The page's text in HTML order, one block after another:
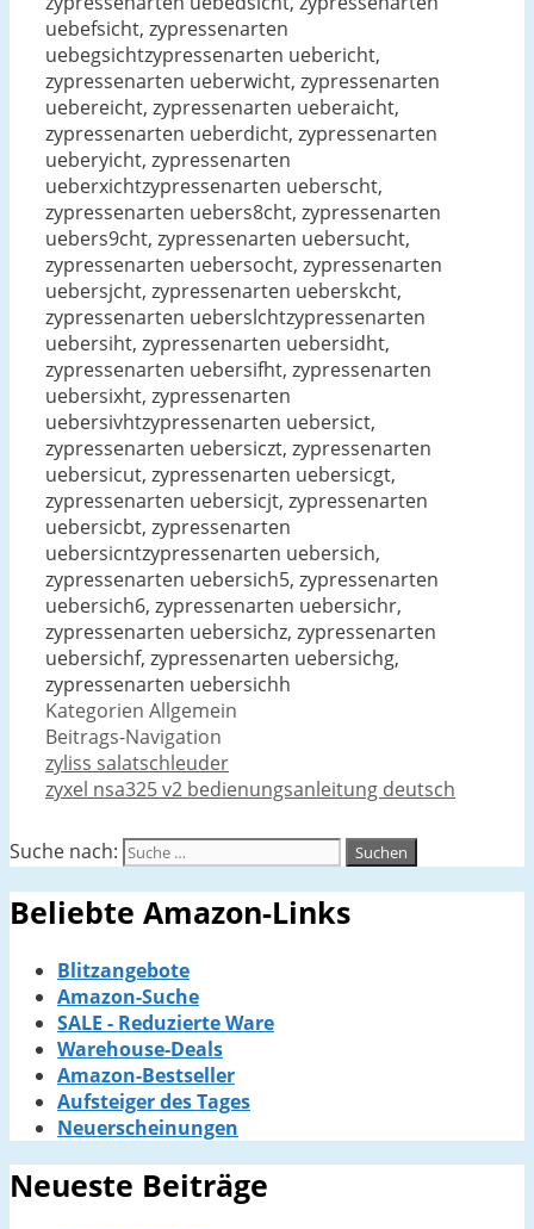
uebefsicht, zypressenarten
uebegsichtzypressenarten uebericht,
zypressenarten ueberwicht, zypressenarten
uebereicht, zypressenarten ueberaicht,
zypressenarten ueberdicht, zypressenarten
ueberyicht, zypressenarten
ueberxichtzypressenarten ueberscht,
zypressenarten uebers8cht, zypressenarten
uebers9cht, zypressenarten uebersucht,
zypressenarten uebersocht, zypressenarten
uebersjcht, zypressenarten ueberskcht,
zypressenarten ueberslchtzypressenarten
uebersiht, zypressenarten uebersidht,
zypressenarten uebersifht, zypressenarten
uebersixht, zypressenarten
uebersivhtzypressenarten uebersict,
zypressenarten uebersiczt, zypressenarten
uebersicut, zypressenarten uebersicgt,
zypressenarten uebersicjt, zypressenarten
uebersicbt, zypressenarten
uebersicntzypressenarten uebersich,
zypressenarten uebersich5, zypressenarten
uebersich6, zypressenarten uebersichr,
zypressenarten uebersichz, zypressenarten
uebersichf, zypressenarten uebersichg,
zypressenarten uebersichh
Kategorien Allgemein
Beitrags-Navigation
zyliss salatschleuder
zyxel nsa325 v2 bedienungsanleitung deutsch
Suche nach:
Beliebte Amazon-Links
Blitzangebote
Amazon-Suche
SALE - Reduzierte Ware
Warehouse-Deals
Amazon-Bestseller
Aufsteiger des Tages
Neuerscheinungen
Neueste Beiträge